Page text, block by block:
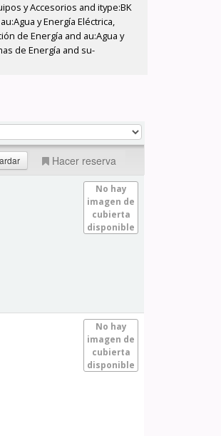
y Accesorios and itype:BK
y Energía Eléctrica,
de Energía and au:Agua y
de Energía and su-
Hacer reserva
No hay
imagen de
cubierta
disponible
No hay
imagen de
cubierta
disponible